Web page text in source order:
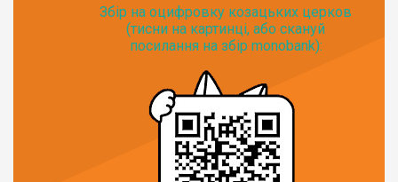
Збір на оцифровку козацьких церков
(тисни на картинці, або скануй
посилання на збір monobank):